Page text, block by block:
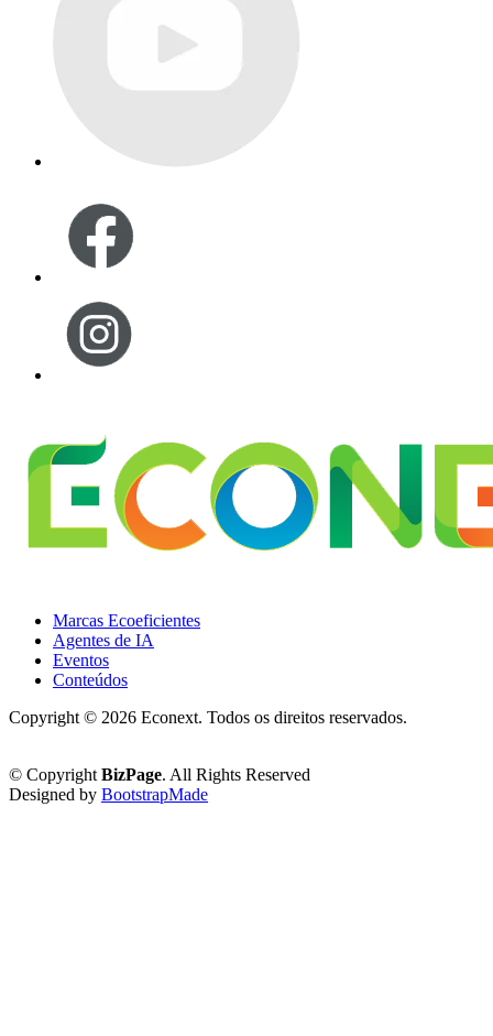
Marcas Ecoeficientes
Agentes de IA
Eventos
Conteúdos
Copyright © 2026 Econext. Todos os direitos reservados.
© Copyright BizPage. All Rights Reserved
Designed by BootstrapMade